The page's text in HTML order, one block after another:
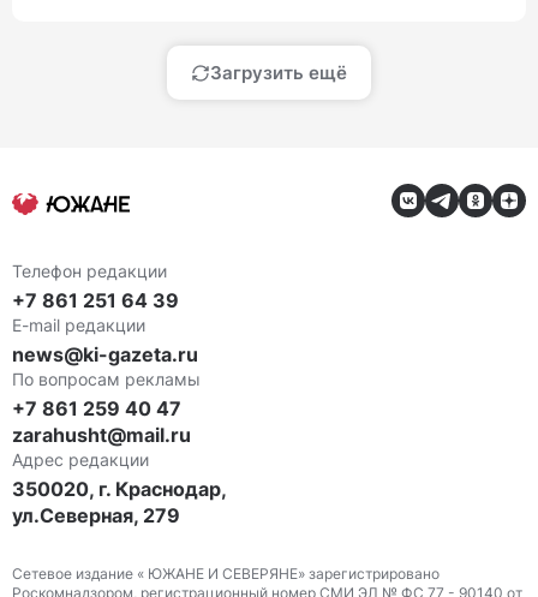
Загрузить ещё
Телефон редакции
+7 861 251 64 39
E-mail редакции
news@ki-gazeta.ru
По вопросам рекламы
+7 861 259 40 47
zarahusht@mail.ru
Адрес редакции
350020, г. Краснодар,
ул.Северная, 279
Сетевое издание « ЮЖАНЕ И СЕВЕРЯНЕ» зарегистрировано
Роскомнадзором, регистрационный номер СМИ ЭЛ № ФС 77 - 90140 от